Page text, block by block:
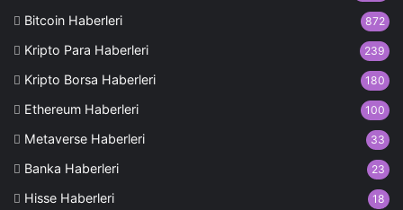
Bitcoin Haberleri 872
Kripto Para Haberleri 239
Kripto Borsa Haberleri 180
Ethereum Haberleri 100
Metaverse Haberleri 33
Banka Haberleri 23
Hisse Haberleri 18